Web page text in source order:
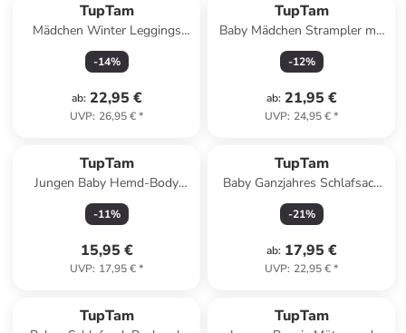
TupTam
Mädchen Winter Leggings
Blickdichte Thermo 3er Pack in
beige/schwarz
-14%
ab: 22,95 €
UVP: 26,95 €*
TupTam
Baby Mädchen Strampler mit
Fuß 3er Pack in rosa/weiß
-12%
ab: 21,95 €
UVP: 24,95 €*
TupTam
Jungen Baby Hemd-Body
Langarm mit Kragen in weiß
Modell 1
-11%
15,95 €
UVP: 17,95 €*
TupTam
Baby Ganzjahres Schlafsack
Ärmellos Wattiert in weiß
Modell 5
-21%
ab: 17,95 €
UVP: 22,95 €*
TupTam TupTam